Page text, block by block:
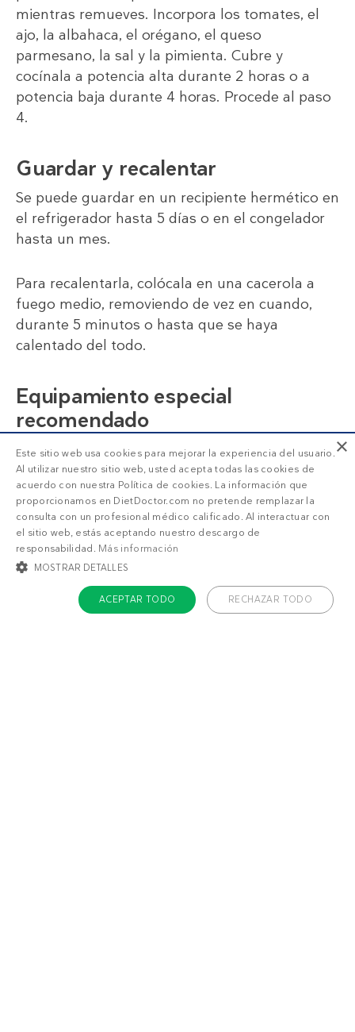
mientras remueves. Incorpora los tomates, el
ajo, la albahaca, el orégano, el queso
parmesano, la sal y la pimienta. Cubre y
cocínala a potencia alta durante 2 horas o a
potencia baja durante 4 horas. Procede al paso
4.
Guardar y recalentar
Se puede guardar en un recipiente hermético en
el refrigerador hasta 5 días o en el congelador
hasta un mes.
Para recalentarla, colócala en una cacerola a
fuego medio, removiendo de vez en cuando,
durante 5 minutos o hasta que se haya
calentado del todo.
Equipamiento especial
recomendado
Instant pot u olla de cocción lenta
SUSCRIPCIÓN DD+
Accede amenús personalizados.
×
Este sitio web usa cookies para mejorar la experiencia del usuario.
Al utilizar nuestro sitio web, usted acepta todas las cookies de
acuerdo con nuestra Política de cookies. La información que
proporcionamos en DietDoctor.com no pretende remplazar la
consulta con un profesional médico calificado. Al interactuar con
el sitio web, estás aceptando nuestro descargo de
responsabilidad. Más información
MOSTRAR DETALLES
ACEPTAR TODO RECHAZAR TODO